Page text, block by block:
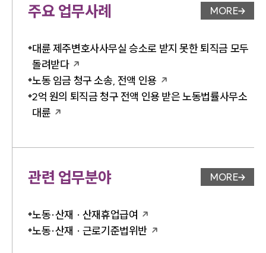
주요 업무사례 업무사례
MORE
대륜 제주변호사사무실 승소로 받지 못한 퇴직금 모두
돌려받다
노동 임금 청구 소송, 전액 인용
2억 원의 퇴직금 청구 전액 인용 받은 노동법률사무소
대륜
관련 업무분야 업무분야
MORE
노동·산재 · 산재휴업급여
노동·산재 · 근로기준법위반